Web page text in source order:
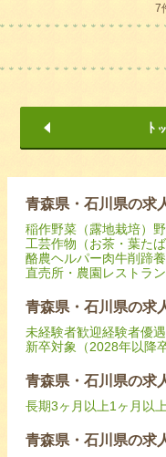
7
青森県・石川県の求
稲作野菜（露地栽培）
工芸作物（お茶・葉たば
酪農ヘルパー肉牛削蹄
直売所・農園レストラン
青森県・石川県の求
未経験者歓迎経験者優遇
新卒対象（2028年以降
青森県・石川県の求
長期3ヶ月以上1ヶ月以
青森県・石川県の求